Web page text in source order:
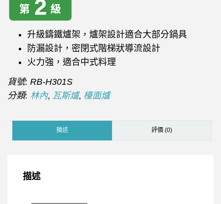
升級鑄鐵爐架，爐架設計適合大部分鍋具
防漏設計，密閉式階梯狀導流設計
火力強，適合中式料理
貨號: RB-H301S
分類: 林內, 瓦斯爐, 檯面爐
描述 評價 (0)
描述